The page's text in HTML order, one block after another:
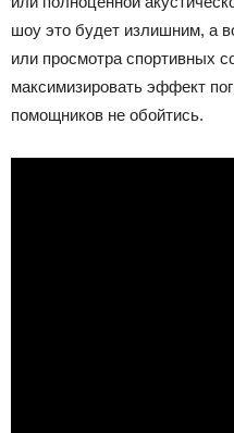
шоу это будет излишним, а
или просмотра спортивных
максимизировать эффект
помощников не обойтись.